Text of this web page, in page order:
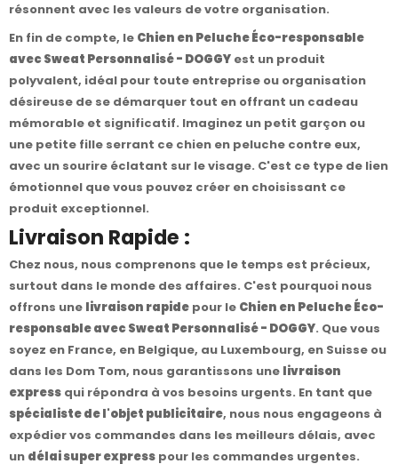
résonnent avec les valeurs de votre organisation.
En fin de compte, le Chien en Peluche Éco-responsable
avec Sweat Personnalisé - DOGGY est un produit
polyvalent, idéal pour toute entreprise ou organisation
désireuse de se démarquer tout en offrant un cadeau
mémorable et significatif. Imaginez un petit garçon ou
une petite fille serrant ce chien en peluche contre eux,
avec un sourire éclatant sur le visage. C'est ce type de lien
émotionnel que vous pouvez créer en choisissant ce
produit exceptionnel.
Livraison Rapide :
Chez nous, nous comprenons que le temps est précieux,
surtout dans le monde des affaires. C'est pourquoi nous
offrons une livraison rapide pour le Chien en Peluche Éco-
responsable avec Sweat Personnalisé - DOGGY. Que vous
soyez en France, en Belgique, au Luxembourg, en Suisse ou
dans les Dom Tom, nous garantissons une livraison
express qui répondra à vos besoins urgents. En tant que
spécialiste de l'objet publicitaire, nous nous engageons à
expédier vos commandes dans les meilleurs délais, avec
un délai super express pour les commandes urgentes.